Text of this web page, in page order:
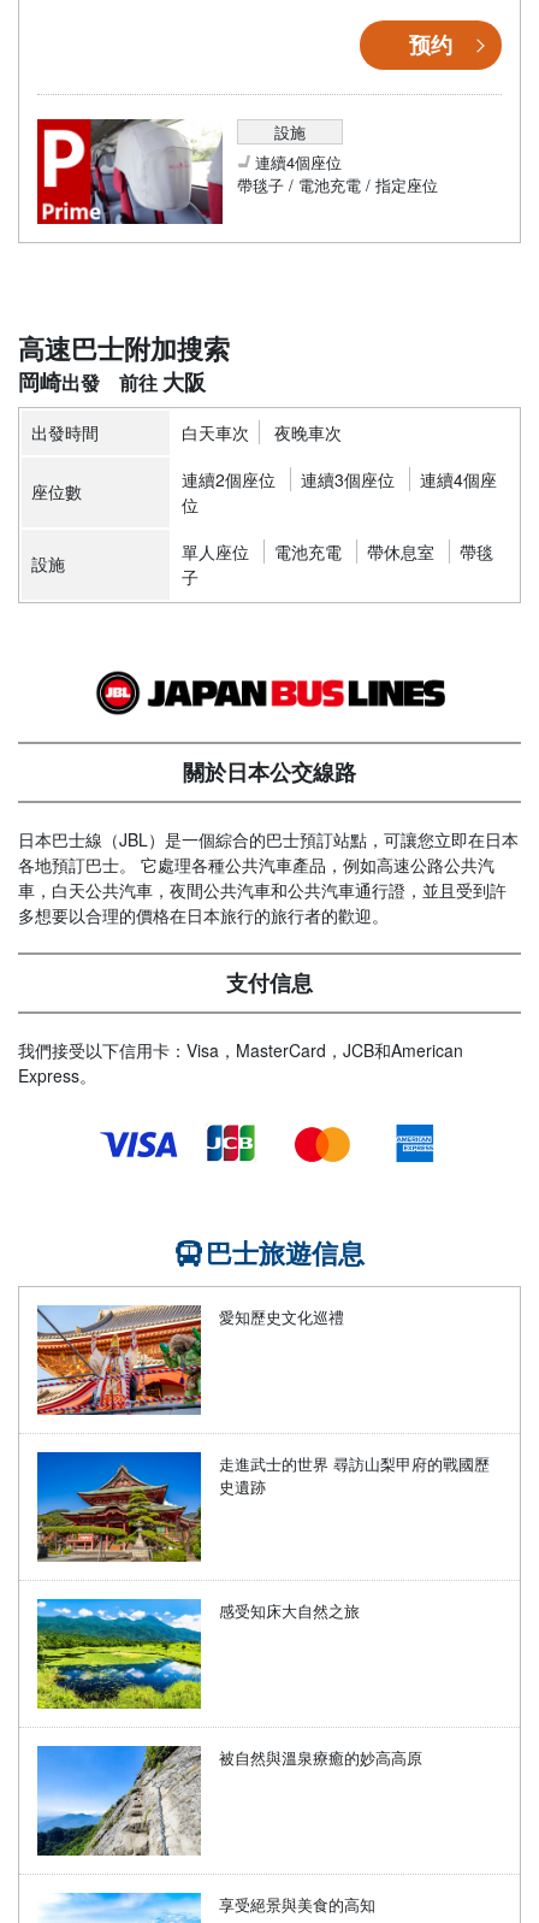
预约
設施
連續4個座位
帶毯子 / 電池充電 / 指定座位
高速巴士附加搜索
岡崎 大阪
出發時間 白天車次 夜晚車次
座位數 連續2個座位 連續3個座位
連續4個座
位
設施 單人座位 電池充電 帶休息室
帶毯
子
關於日本公交線路
日本巴士線（JBL）是一個綜合的巴士預訂站點，可讓您立即在日本
各地預訂巴士。 它處理各種公共汽車產品，例如高速公路公共汽
車，白天公共汽車，夜間公共汽車和公共汽車通行證，並且受到許
多想要以合理的價格在日本旅行的旅行者的歡迎。
支付信息
我們接受以下信用卡：Visa，MasterCard，JCB和American
Express。
巴士旅遊信息
愛知歷史文化巡禮
走進武士的世界 尋訪山梨甲府的戰國歷
史遺跡
感受知床大自然之旅
被自然與溫泉療癒的妙高高原
享受絕景與美食的高知